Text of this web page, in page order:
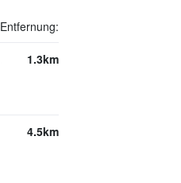
Entfernung:
1.3km
4.5km